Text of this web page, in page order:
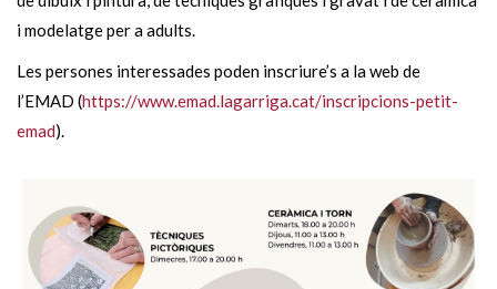
i modelatge per a adults.
Les persones interessades poden inscriure’s a la web de
l’EMAD (https://www.emad.lagarriga.cat/inscripcions-petit-
emad).